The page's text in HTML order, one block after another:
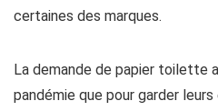
certaines des marques.
La demande de papier toilette
pandémie que pour garder